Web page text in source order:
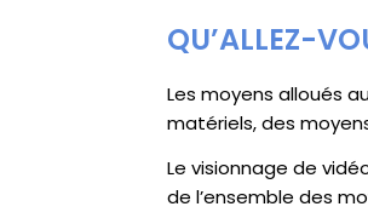
QU’ALLEZ-
Les moyens alloués
matériels, des
Le visionnage de
de l’ensemble des